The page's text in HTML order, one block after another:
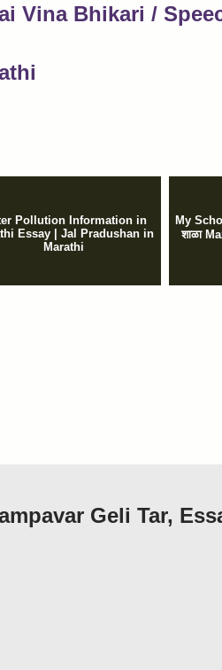
Vina Bhikari /
Pollution Information in
Essay | Jal Pradushan in
Marathi
My
शाळा
Geli Tar,